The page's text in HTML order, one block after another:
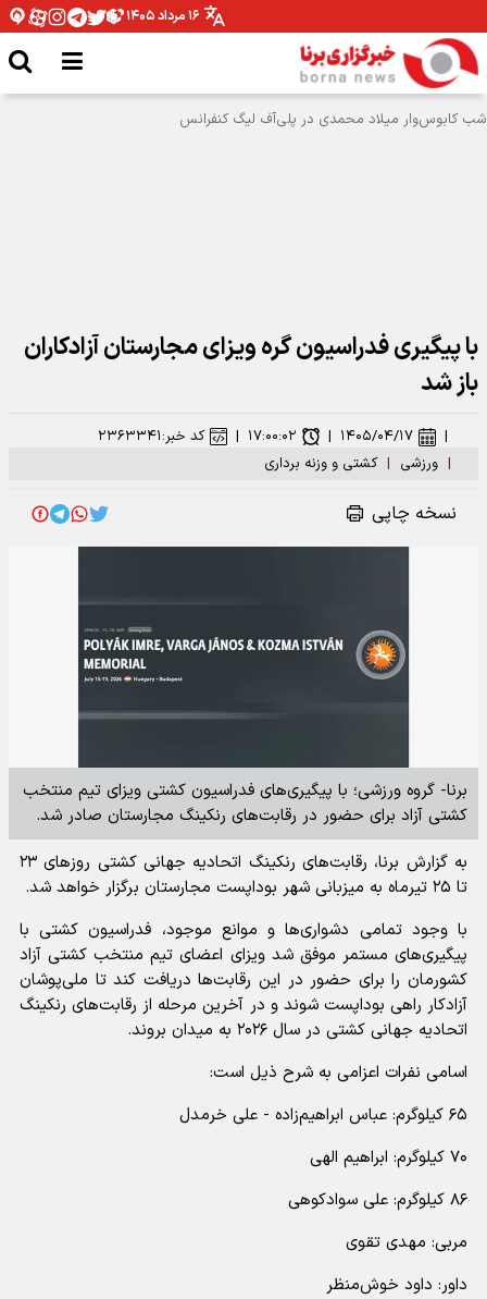
۱۶ مرداد ۱۴۰۵
با پیگیری فدراسیون گره ویزای مجارستان آزادکاران
باز شد
| ورزشی | کشتی و وزنه برداری
| ۱۴۰۵/۰۴/۱۷ | ۱۷:۰۰:۰۲ | کد خبر:۲۳۶۳۳۴۱
نسخه چاپی
برنا- گروه ورزشی؛ با پیگیری‌های فدراسیون کشتی ویزای تیم منتخب
کشتی آزاد برای حضور در رقابت‌های رنکینگ مجارستان صادر شد.
به گزارش برنا، رقابت‌های رنکینگ اتحادیه جهانی کشتی روز‌های ۲۳
تا ۲۵ تیرماه به میزبانی شهر بوداپست مجارستان برگزار خواهد شد.
با وجود تمامی دشواری‌ها و موانع موجود، فدراسیون کشتی با
پیگیری‌های مستمر موفق شد ویزای اعضای تیم منتخب کشتی آزاد
کشورمان را برای حضور در این رقابت‌ها دریافت کند تا ملی‌پوشان
آزادکار راهی بوداپست شوند و در آخرین مرحله از رقابت‌های رنکینگ
اتحادیه جهانی کشتی در سال ۲۰۲۶ به میدان بروند.
اسامی نفرات اعزامی به شرح ذیل است:
۶۵ کیلوگرم: عباس ابراهیم‌زاده - علی خرمدل
۷۰ کیلوگرم: ابراهیم الهی
۸۶ کیلوگرم: علی سوادکوهی
مربی: مهدی تقوی
داور: داود خوش‌منظر